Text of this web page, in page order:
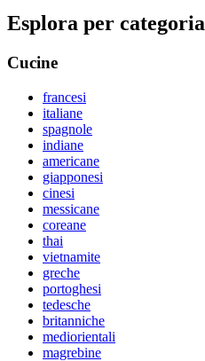
Esplora per categoria
Cucine
francesi
italiane
spagnole
indiane
americane
giapponesi
cinesi
messicane
coreane
thai
vietnamite
greche
portoghesi
tedesche
britanniche
mediorientali
magrebine